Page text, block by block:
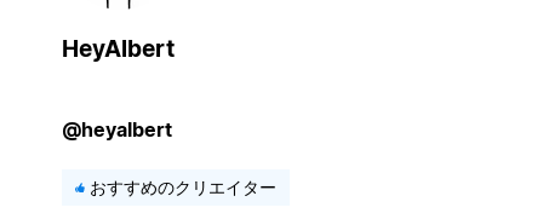
HeyAlbert
@heyalbert
おすすめのクリエイター